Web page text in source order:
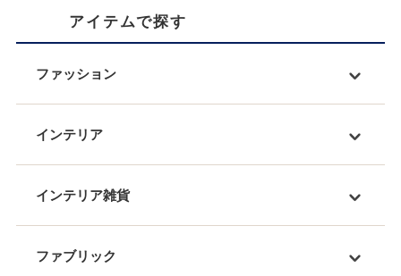
アイテムで探す
ファッション
インテリア
インテリア雑貨
ファブリック